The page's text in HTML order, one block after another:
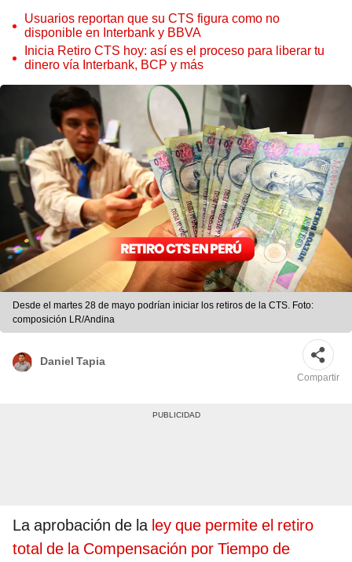
Usuarios reportan que su CTS figura como no
disponible en Interbank y BBVA
Inicia Retiro CTS hoy: así es el proceso para liberar tu
dinero vía Interbank, BCP y más
Desde el martes 28 de mayo podrían iniciar los retiros de la CTS. Foto:
composición LR/Andina
Daniel Tapia
Compartir
La aprobación de laley que permite el retiro
total de la Compensación por Tiempo de